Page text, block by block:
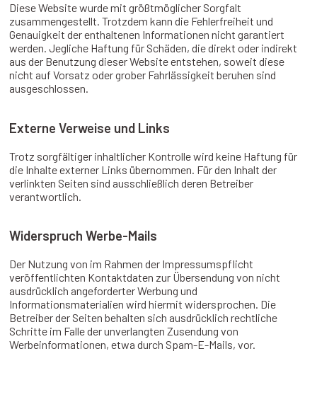
Diese Website wurde mit größtmöglicher Sorgfalt
zusammengestellt. Trotzdem kann die Fehlerfreiheit und
Genauigkeit der enthaltenen Informationen nicht garantiert
werden. Jegliche Haftung für Schäden, die direkt oder indirekt
aus der Benutzung dieser Website entstehen, soweit diese
nicht auf Vorsatz oder grober Fahrlässigkeit beruhen sind
ausgeschlossen.
Externe Verweise und Links
Trotz sorgfältiger inhaltlicher Kontrolle wird keine Haftung für
die Inhalte externer Links übernommen. Für den Inhalt der
verlinkten Seiten sind ausschließlich deren Betreiber
verantwortlich.
Widerspruch Werbe-Mails
Der Nutzung von im Rahmen der Impressumspflicht
veröffentlichten Kontaktdaten zur Übersendung von nicht
ausdrücklich angeforderter Werbung und
Informationsmaterialien wird hiermit widersprochen. Die
Betreiber der Seiten behalten sich ausdrücklich rechtliche
Schritte im Falle der unverlangten Zusendung von
Werbeinformationen, etwa durch Spam-E-Mails, vor.